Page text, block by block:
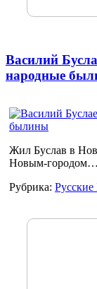
Василий
народные
Жил Буслав в
Новым-городом…
Рубрика: